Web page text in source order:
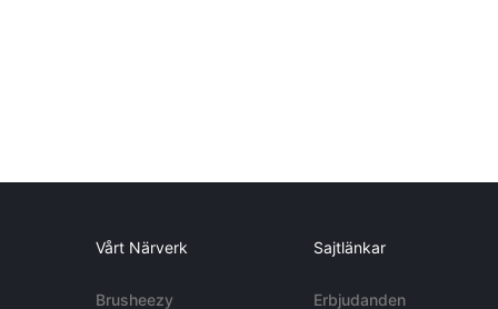
Vårt Närverk
Brusheezy
Sajtlänkar
Erbjudanden